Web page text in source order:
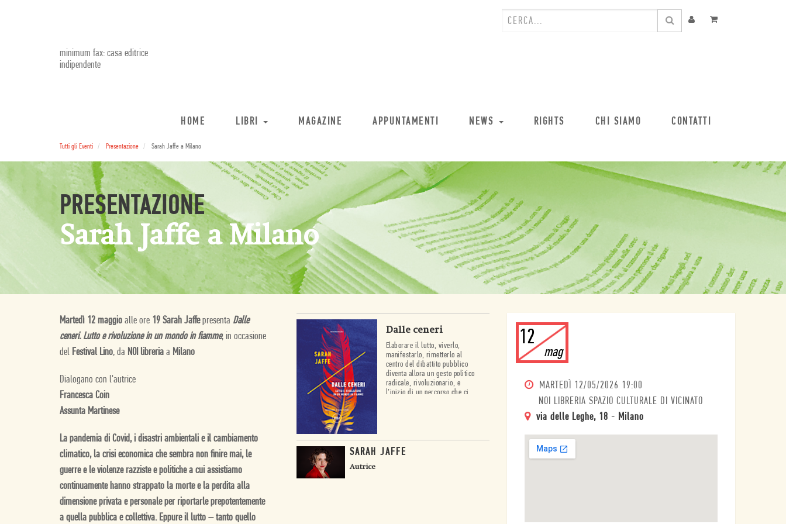
minimum fax: casa editrice
indipendente
HOME LIBRI MAGAZINE APPUNTAMENTI NEWS RIGHTS CHI SIAMO CONTATTI
Tutti gli Eventi Presentazione Sarah Jaffe a Milano
PRESENTAZIONE
Sarah Jaffe a Milano
Martedì 12 maggio alle ore 19 Sarah Jaffepresenta Dalle
ceneri. Lutto e rivoluzione in un mondo in fiamme, in occasione
del Festival Lino, da NOI libreria a Milano
Dialogano con l'autrice
Francesca Coin
Assunta Martinese
La pandemia di Covid, i disastri ambientali e il cambiamento
climatico, la crisi economica che sembra non finire mai, le
guerre e le violenze razziste e politiche a cui assistiamo
continuamente hanno strappato la morte e la perdita alla
dimensione privata e personale per riportarle prepotentemente
a quella pubblica e collettiva. Eppure il lutto – tanto quello
Dalle ceneri
Elaborare il lutto, viverlo,
manifestarlo, rimetterlo al
centro del dibattito pubblico
diventa allora un gesto politico
radicale, rivoluzionario, e
l’inizio di un percorso che ci
SARAH JAFFE
Autrice
12
mag
MARTEDÌ 12/05/2026 19:00
NOI LIBRERIA SPAZIO CULTURALE DI VICINATO
via delle Leghe, 18 - Milano